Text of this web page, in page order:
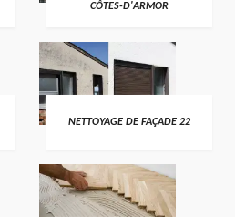
CÔTES-D'ARMOR
NETTOYAGE DE FAÇADE 22